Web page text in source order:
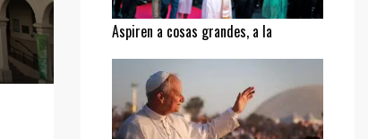
Aspiren a cosas grandes, a la